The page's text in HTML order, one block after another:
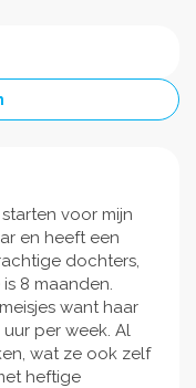
voor mijn
en heeft een
dochters,
8 maanden.
want haar
per week. Al
wat ze ook zelf
heftige